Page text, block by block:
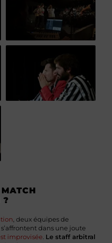
MATCH
?
, deux équipes de
dans une joute
improvisée Le staff arbitral